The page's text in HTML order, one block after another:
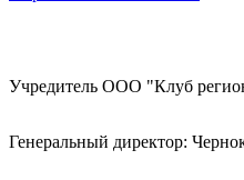
Учредитель ООО "Клуб
Генеральный директор: